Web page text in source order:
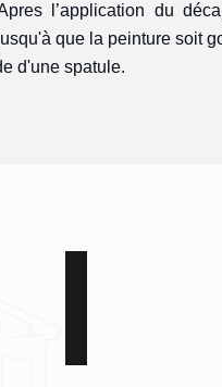
l’application du
que la peinture soit
d'une spatule.